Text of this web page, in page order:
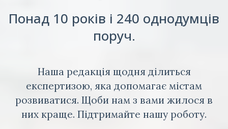
Понад 10 років і 240 однодумців
поруч.
Наша редакція щодня ділиться
експертизою, яка допомагає містам
розвиватися. Щоби нам з вами жилося в
них краще. Підтримайте нашу роботу.